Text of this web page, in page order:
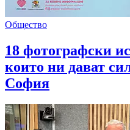
Общество
18 фотографски
които ни дават
София